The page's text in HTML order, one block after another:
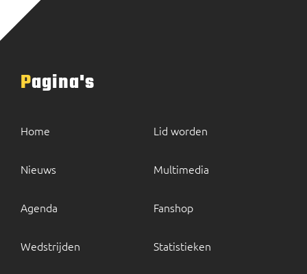
Pagina's
Home
Nieuws
Agenda
Wedstrijden
Lid worden
Multimedia
Fanshop
Statistieken